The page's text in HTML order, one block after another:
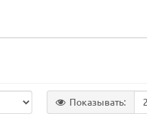
Показывать: